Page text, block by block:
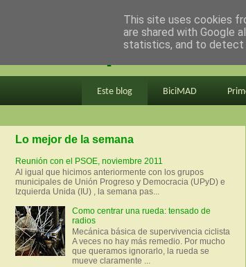
en bici por
Este blog BiciMAD
Lo mejor de la semana
Reunión con el PSOE, noviembre 2011
Al igual que hicimos anteriormente con los grupos
municipales de Unión Progreso y Democracia (UPyD) e
Izquierda Unida (IU) , la semana pas...
Como centrar una rueda: tensado de
radios
Mecánica básica de supervivencia ciclista
A veces no hay más remedio. Por mucho
que queramos ignorarlo, la rueda se
mueve claramente ...
This site uses cookies
are shared with Google
statistics, and to detect